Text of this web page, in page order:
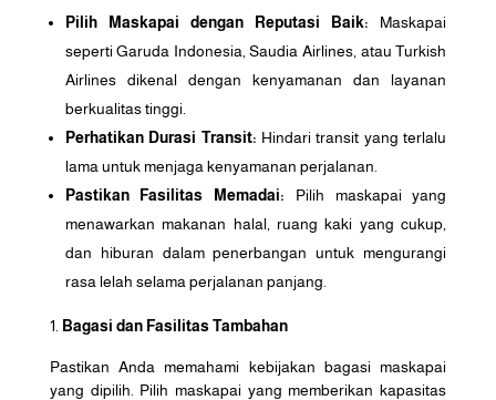
Pilih Maskapai dengan Reputasi Baik: Maskapai
seperti Garuda Indonesia, Saudia Airlines, atau Turkish
Airlines dikenal dengan kenyamanan dan layanan
berkualitas tinggi.
Perhatikan Durasi Transit: Hindari transit yang terlalu
lama untuk menjaga kenyamanan perjalanan.
Pastikan Fasilitas Memadai: Pilih maskapai yang
menawarkan makanan halal, ruang kaki yang cukup,
dan hiburan dalam penerbangan untuk mengurangi
rasa lelah selama perjalanan panjang.
Bagasi dan Fasilitas Tambahan
Pastikan Anda memahami kebijakan bagasi maskapai
yang dipilih. Pilih maskapai yang memberikan kapasitas